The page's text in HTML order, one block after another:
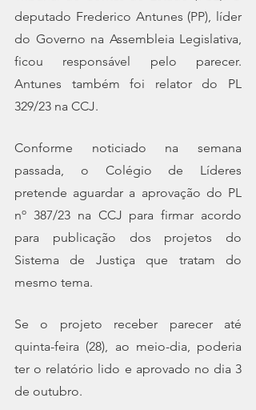
deputado Frederico Antunes (PP), líder
do Governo na Assembleia Legislativa,
ficou responsável pelo parecer.
Antunes também foi relator do PL
329/23 na CCJ.
Conforme noticiado na semana
passada, o Colégio de Líderes
pretende aguardar a aprovação do PL
nº 387/23 na CCJ para firmar acordo
para publicação dos projetos do
Sistema de Justiça que tratam do
mesmo tema.
Se o projeto receber parecer até
quinta-feira (28), ao meio-dia, poderia
ter o relatório lido e aprovado no dia 3
de outubro.